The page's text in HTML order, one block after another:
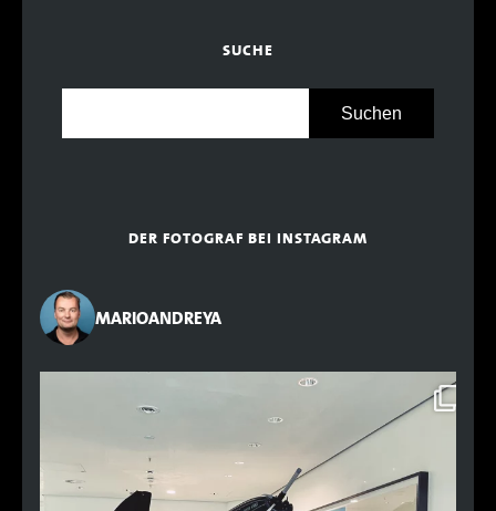
SUCHE
DER FOTOGRAF BEI INSTAGRAM
MARIOANDREYA